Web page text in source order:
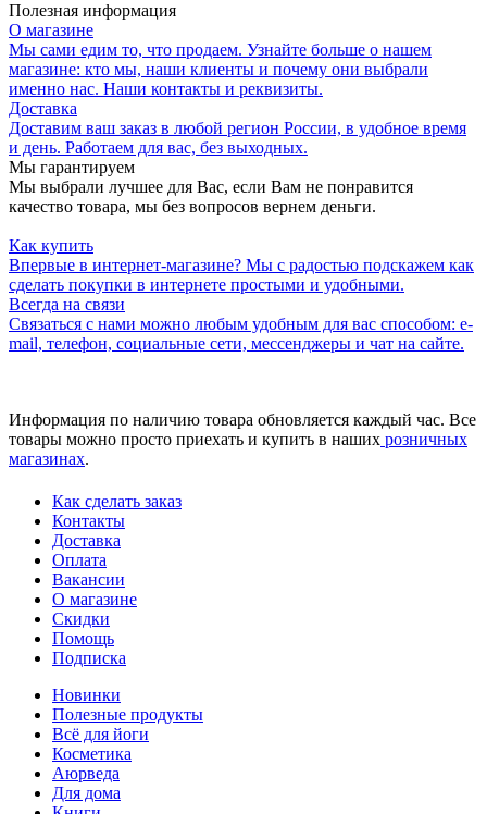
Полезная информация
О магазине
Мы сами едим то, что продаем. Узнайте больше о нашем
магазине: кто мы, наши клиенты и почему они выбрали
именно нас. Наши контакты и реквизиты.
Доставка
Доставим ваш заказ в любой регион России, в удобное время
и день. Работаем для вас, без выходных.
Мы гарантируем
Мы выбрали лучшее для Вас, если Вам не понравится
качество товара, мы без вопросов вернем деньги.
Как купить
Впервые в интернет-магазине? Мы с радостью подскажем как
сделать покупки в интернете простыми и удобными.
Всегда на связи
Связаться с нами можно любым удобным для вас способом: e-
mail, телефон, социальные сети, мессенджеры и чат на сайте.
Информация по наличию товара обновляется каждый час. Все
товары можно просто приехать и купить в наших розничных
магазинах.
Как сделать заказ
Контакты
Доставка
Оплата
Вакансии
О магазине
Скидки
Помощь
Подписка
Новинки
Полезные продукты
Всё для йоги
Косметика
Аюрведа
Для дома